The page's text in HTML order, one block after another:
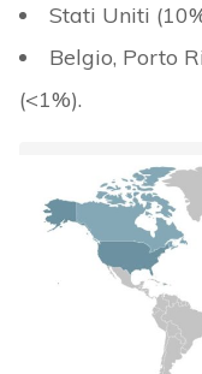
Stati Uniti
Belgio, Porto
(<1%).